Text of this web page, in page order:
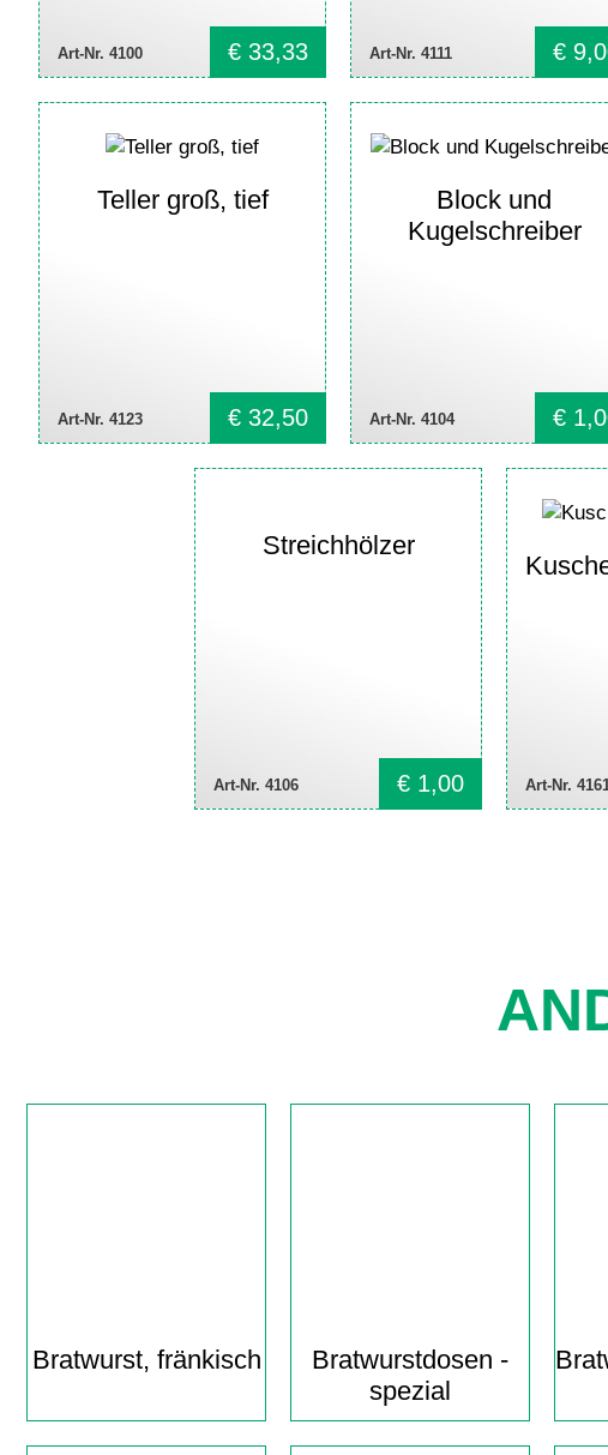
Art-Nr. 4100 € 33,33 Art-Nr. 4111 €
Teller groß, tief
Art-Nr. 4123 € 32,50
Block und
Kugelschreiber
Art-Nr. 4104 €
Streichhölzer
Art-Nr. 4106 € 1,00 Art-Nr.
Bratwurst, fränkisch
Bratwurst­dosen -
spezial